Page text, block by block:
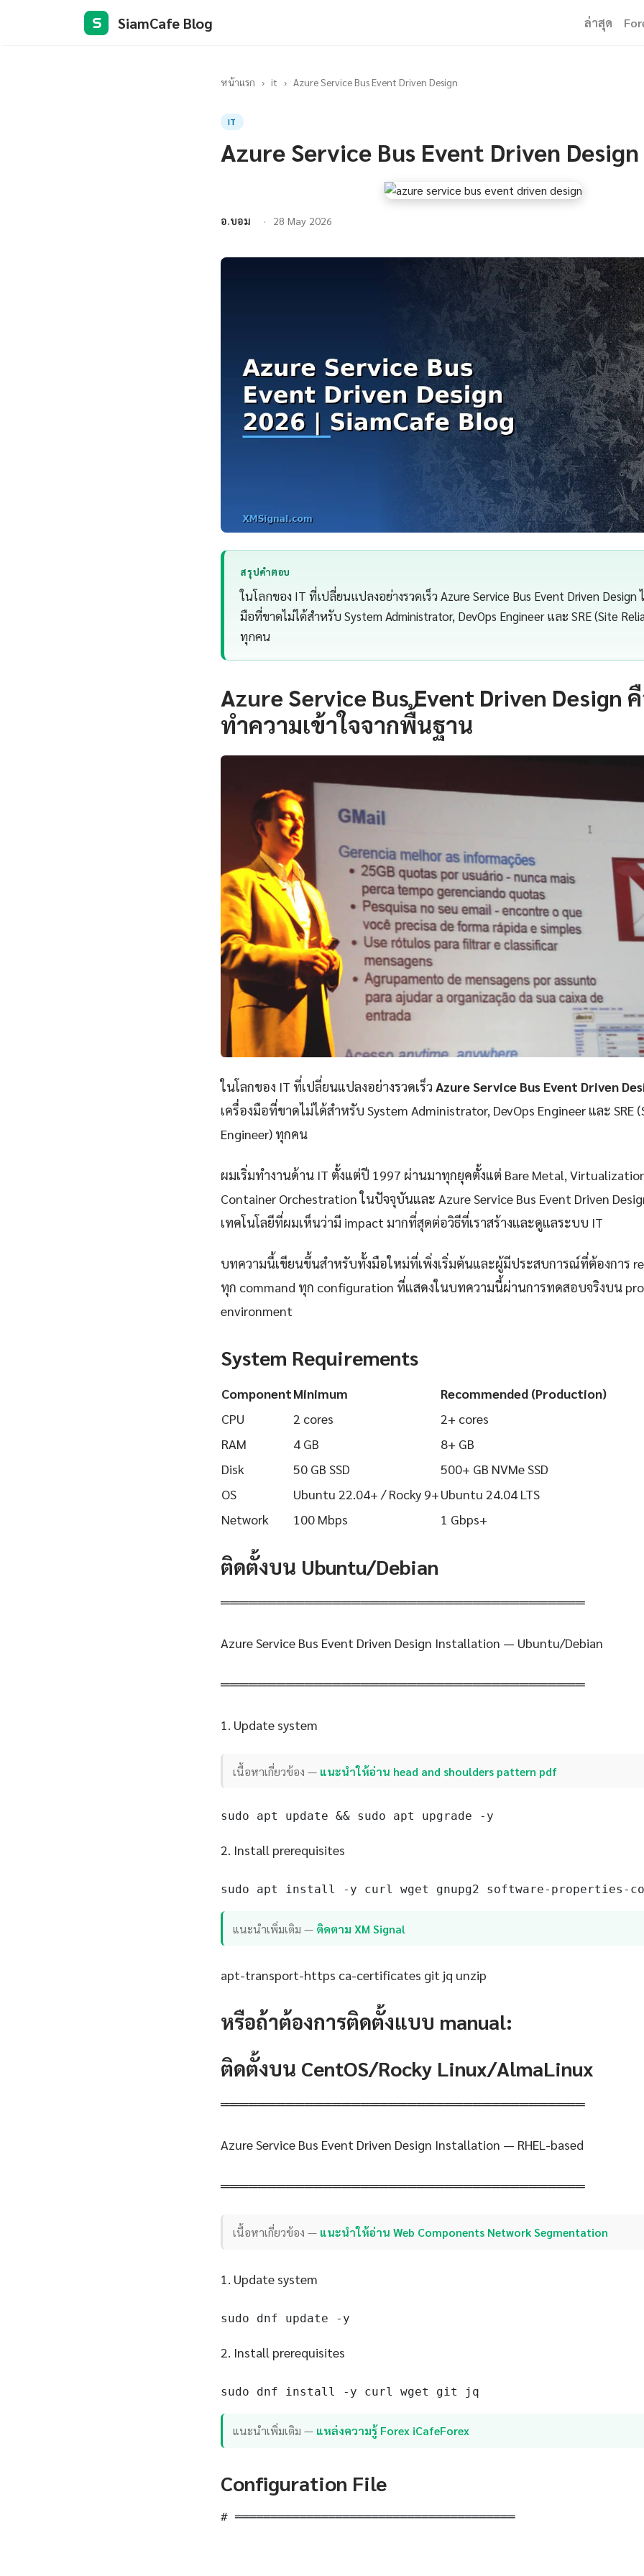
S SiamCafe Blog ล่าสุด
หน้าแรก › it › Azure Service Bus Event Driven Design
IT
Azure Service Bus Event Driven Design
อ.บอม 28 May 2026
สรุปคำตอบ
ในโลกของ IT ที่เปลี่ยนแปลงอย่างรวดเร็ว Azure Service Bus Event Driven Design
มือที่ขาดไม่ได้สำหรับ System Administrator, DevOps Engineer และ SRE (Site
ทุกคน
Azure Service Bus Event Driven Design
ทำความเข้าใจจากพื้นฐาน
ในโลกของ IT ที่เปลี่ยนแปลงอย่างรวดเร็ว Azure Service Bus Event Driven
เครื่องมือที่ขาดไม่ได้สำหรับ System Administrator, DevOps Engineer และ SRE
Engineer) ทุกคน
ผมเริ่มทำงานด้าน IT ตั้งแต่ปี 1997 ผ่านมาทุกยุคตั้งแต่ Bare Metal,
Container Orchestration ในปัจจุบันและ Azure Service Bus Event Driven
เทคโนโลยีที่ผมเห็นว่ามี impact มากที่สุดต่อวิธีที่เราสร้างและดูแลระบบ IT
บทความนี้เขียนขึ้นสำหรับทั้งมือใหม่ที่เพิ่งเริ่มต้นและผู้มีประสบการณ์ที่ต้องการ
ทุก command ทุก configuration ที่แสดงในบทความนี้ผ่านการทดสอบจริงบน
environment
System Requirements
ComponentMinimum
Recommended (Production)
CPU
2 cores
2+ cores
RAM
4 GB
8+ GB
Disk
50 GB SSD
500+ GB NVMe SSD
OS
Ubuntu 22.04+ / Rocky 9+Ubuntu 24.04 LTS
Network
100 Mbps 1 Gbps+
ติดตั้งบน Ubuntu/Debian
═══════════════════════════════════════
Azure Service Bus Event Driven Design Installation — Ubuntu/Debian
═══════════════════════════════════════
1. Update system
เนื้อหาเกี่ยวข้อง — แนะนำให้อ่าน head and shoulders pattern pdf
sudo apt update && sudo apt upgrade -y
2. Install prerequisites
sudo apt install -y curl wget gnupg2 software-properties-
แนะนำเพิ่มเติม — ติดตาม XM Signal
apt-transport-https ca-certificates git jq unzip
หรือถ้าต้องการติดตั้งแบบ manual:
ติดตั้งบน CentOS/Rocky Linux/AlmaLinux
═══════════════════════════════════════
Azure Service Bus Event Driven Design Installation — RHEL-based
═══════════════════════════════════════
เนื้อหาเกี่ยวข้อง — แนะนำให้อ่าน Web Components Network Segmentation
1. Update system
sudo dnf update -y
2. Install prerequisites
sudo dnf install -y curl wget git jq
แนะนำเพิ่มเติม — แหล่งความรู้ Forex iCafeForex
Configuration File
# ═══════════════════════════════════════